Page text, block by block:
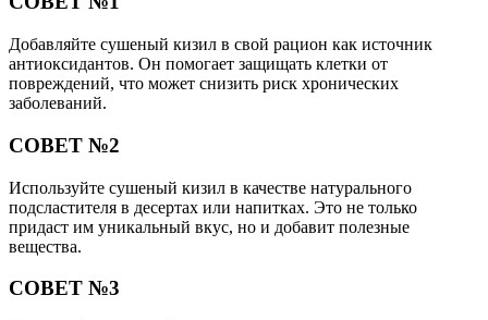
Добавляйте сушеный кизил в свой рацион как источник
антиоксидантов. Он помогает защищать клетки от
повреждений, что может снизить риск хронических
заболеваний.
СОВЕТ №2
Используйте сушеный кизил в качестве натурального
подсластителя в десертах или напитках. Это не только
придаст им уникальный вкус, но и добавит полезные
вещества.
СОВЕТ №3